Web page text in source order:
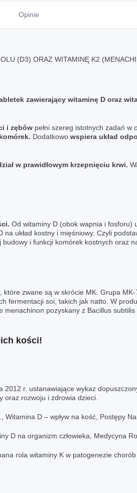
Opinie
(D3) ORAZ WITAMINĘ K2
zawierający witaminę D oraz
i zębów pełni szereg istotnych zadań w
Dodatkowo wspiera układ
w prawidłowym krzepnięciu krwi.
Od witaminy D (obok wapnia i fosforu)
na układ kostny i mięśniowy. Czyli
i funkcji komórek kostnych oraz
, które zwane są w skrócie MK. Grupa
fermentacji soi, takich jak natto. W
menachinon pozyskany z Bacillus
kości!
r. ustanawiające wykaz
oraz rozwoju i zdrowia dzieci.
D – wpływ na kość, Postępy
D na organizm człowieka, Medycyna
rola witaminy K w patogenezie